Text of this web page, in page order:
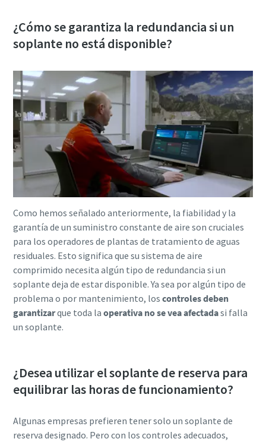
pneumatic conveying process
Discover how you can create a more efficient pneumatic
¿Cómo se garantiza la redundancia si un
soplante no está disponible?
Como hemos señalado anteriormente, la fiabilidad y la
garantía de un suministro constante de aire son cruciales
para los operadores de plantas de tratamiento de aguas
residuales. Esto significa que su sistema de aire
comprimido necesita algún tipo de redundancia si un
soplante deja de estar disponible. Ya sea por algún tipo de
problema o por mantenimiento, los controles deben
garantizarque toda la operativa no se vea afectadasi falla
un soplante.
¿Desea utilizar el soplante de reserva para
equilibrar las horas de funcionamiento?
Algunas empresas prefieren tener solo un soplante de
reserva designado. Pero con los controles adecuados,